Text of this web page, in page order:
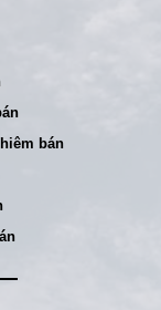
bán